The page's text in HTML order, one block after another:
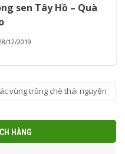
sen Tây Hồ – Quà
12/2019
vùng trồng chè thái nguyên
HÀNG